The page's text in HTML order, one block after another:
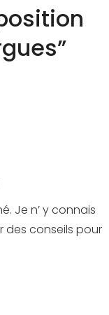
”
Je n’ y connais
des conseils pour